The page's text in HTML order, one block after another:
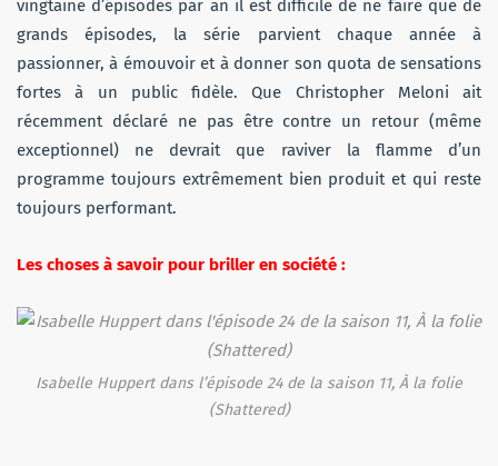
vingtaine d’épisodes par an il est difficile de ne faire que de
grands épisodes, la série parvient chaque année à
passionner, à émouvoir et à donner son quota de sensations
fortes à un public fidèle. Que Christopher Meloni ait
récemment déclaré ne pas être contre un retour (même
exceptionnel) ne devrait que raviver la flamme d’un
programme toujours extrêmement bien produit et qui reste
toujours performant.
Les choses à savoir pour briller en société :
Isabelle Huppert dans l’épisode 24 de la saison 11, À la folie
(Shattered)